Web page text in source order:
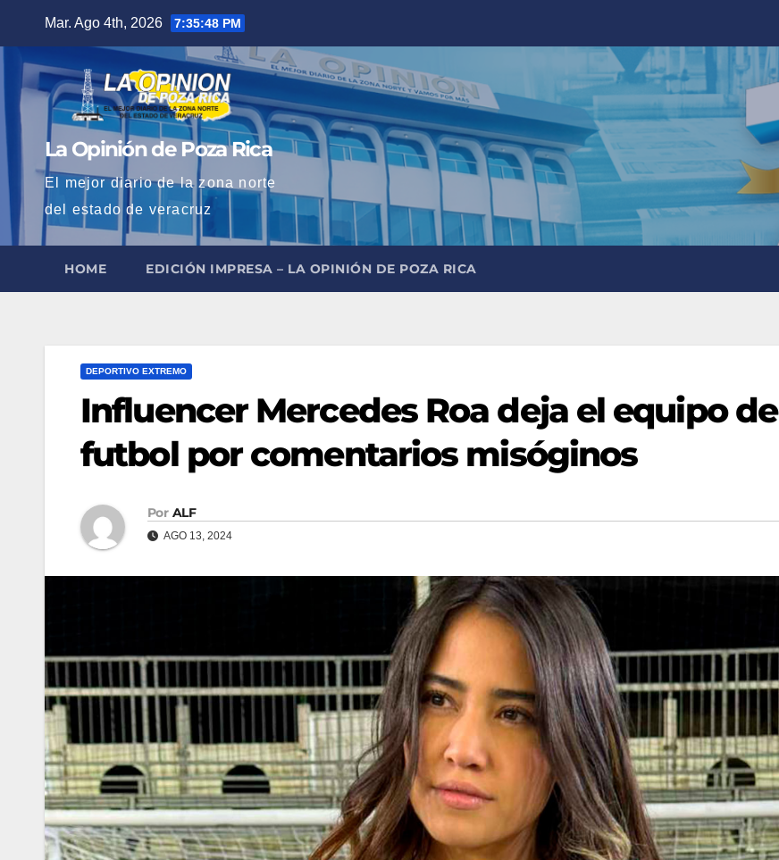
contenido
Mar. Ago 4th, 2026 7:35:49 PM
La Opinión de Poza Rica
El mejor diario de la zona norte
del estado de veracruz
HOME EDICIÓN IMPRESA – LA OPINIÓN DE POZA RICA
DEPORTIVO EXTREMO
Influencer Mercedes Roa deja el equipo de
futbol por comentarios misóginos
Por ALF
AGO 13, 2024